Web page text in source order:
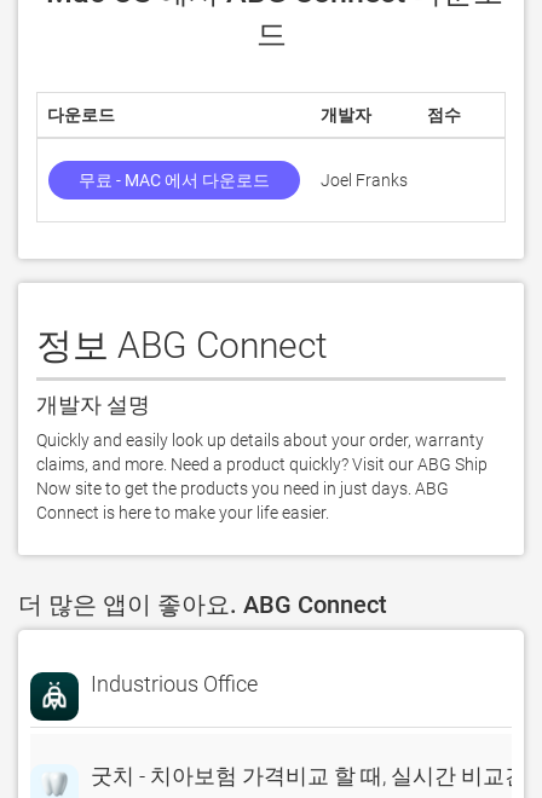
드
다운로드 개발자 점수
무료 - MAC 에서 다운로드 Joel Franks
정보 ABG Connect
개발자 설명
Quickly and easily look up details about your order, warranty
claims, and more. Need a product quickly? Visit our ABG Ship
Now site to get the products you need in just days. ABG
Connect is here to make your life easier.
더 많은 앱이 좋아요. ABG Connect
Industrious Office
굿치 - 치아보험 가격비교 할 때, 실시간 비교견